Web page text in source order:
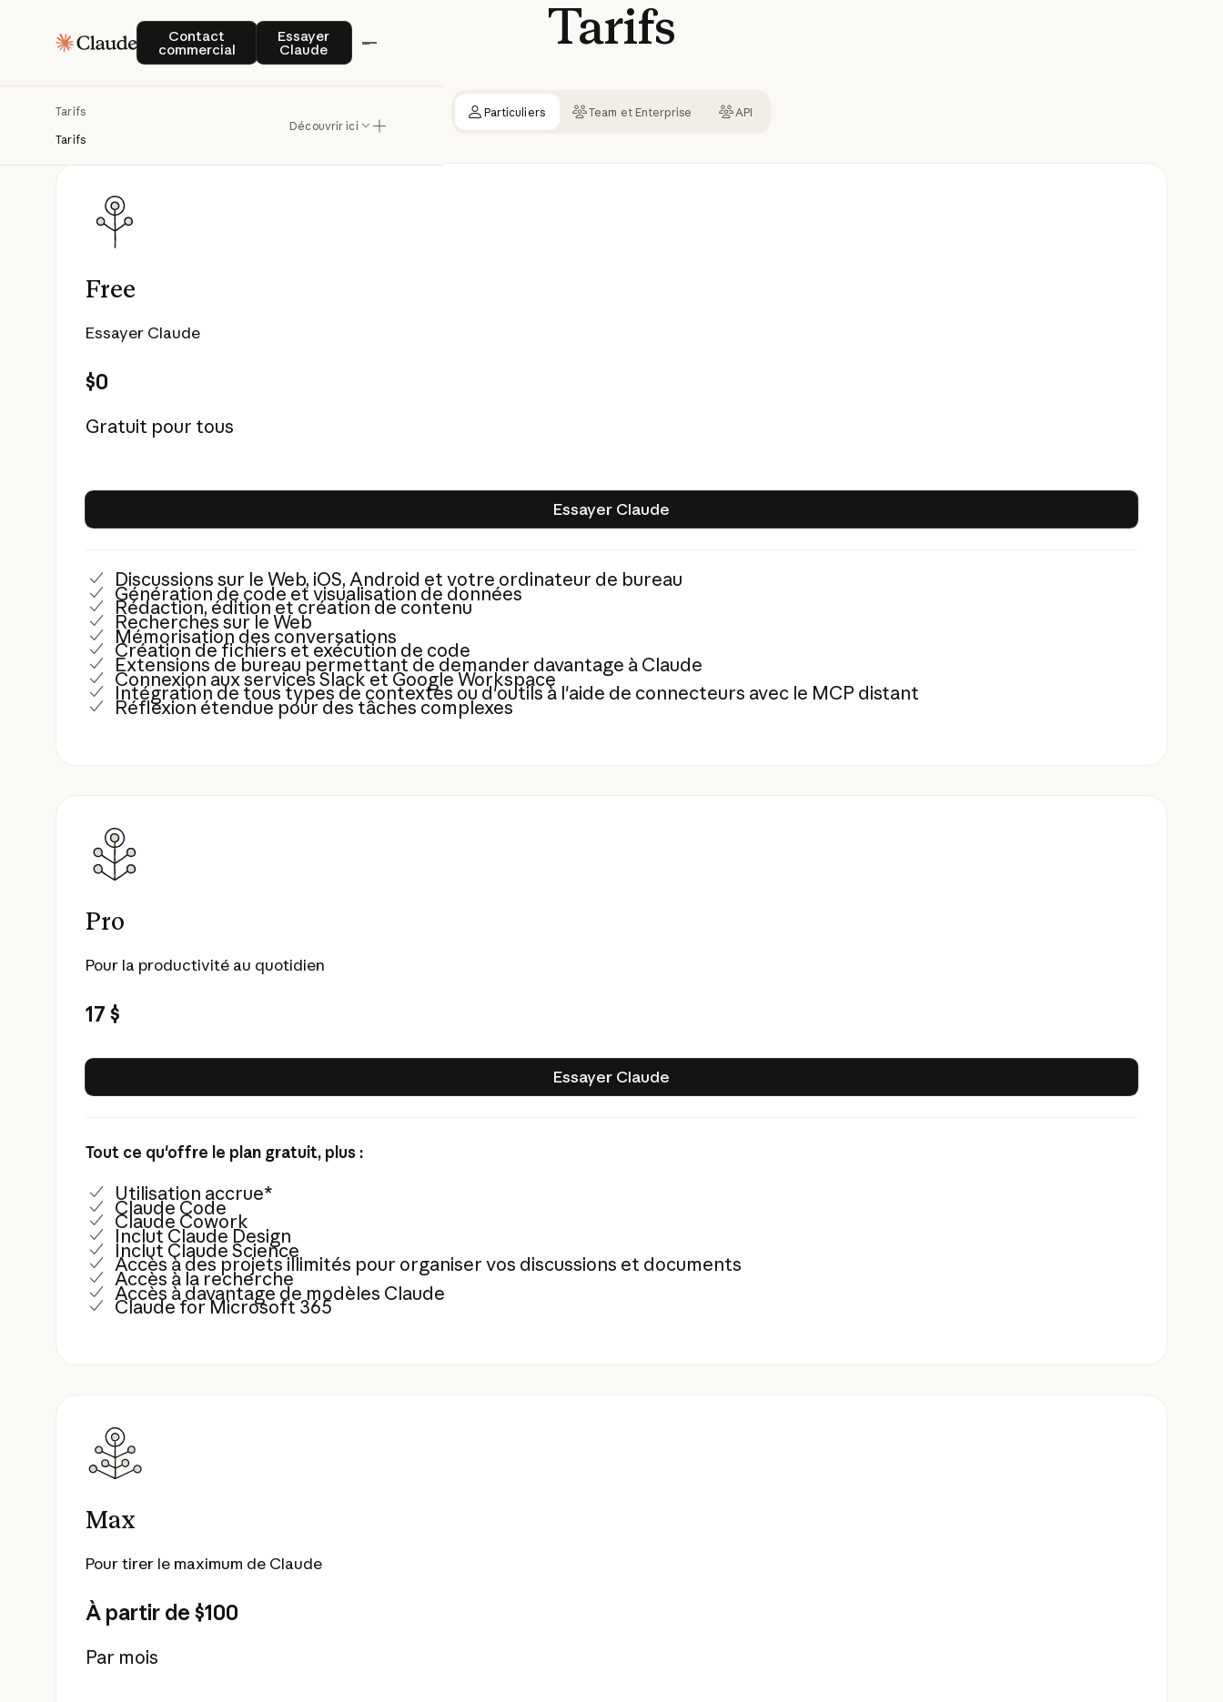
Contact
commercial
Contact commercial
Essayer
Claude
Essayer Claude
Tarifs
Tarifs
Découvrir ici
Tarifs
Particuliers Team et Enterprise API
Free
Essayer Claude
$0
Gratuit pour tous
Essayer Claude
Discussions sur le Web, iOS, Android et votre ordinateur de bureau
Génération de code et visualisation de données
Rédaction, édition et création de contenu
Recherches sur le Web
Mémorisation des conversations
Création de fichiers et exécution de code
Extensions de bureau permettant de demander davantage à Claude
Connexion aux services Slack et Google Workspace
Intégration de tous types de contextes ou d'outils à l'aide de connecteurs avec le MCP distant
Réflexion étendue pour des tâches complexes
Pro
Pour la productivité au quotidien
17 $
Essayer Claude
Tout ce qu'offre le plan gratuit, plus :
Utilisation accrue*
Claude Code
Claude Cowork
Inclut Claude Design
Inclut Claude Science
Accès à des projets illimités pour organiser vos discussions et documents
Accès à la recherche
Accès à davantage de modèles Claude
Claude for Microsoft 365
Max
Pour tirer le maximum de Claude
À partir de $100
Par mois